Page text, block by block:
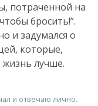
потраченной на
бросить!”.
и задумался о
которые,
лучше.
и отвечаю лично.